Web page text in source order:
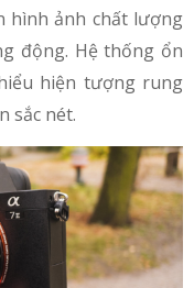
hình ảnh chất lượng
động. Hệ thống ổn
hiện tượng rung
sắc nét.